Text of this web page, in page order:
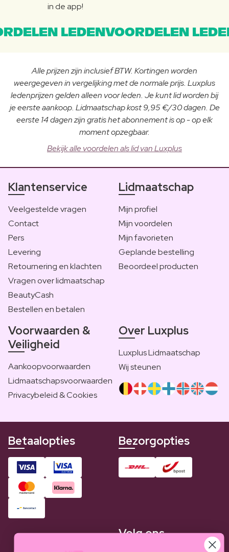
in de app!
LEDENVOORDELEN
Alle prijzen zijn inclusief BTW. Kortingen worden
weergegeven in vergelijking met de normale prijs. Luxplus
ledenprijzen gelden alleen voor leden. Je kunt lid worden bij
je eerste aankoop. Lidmaatschap kost 9,95 €/30 dagen. De
eerste 14 dagen zijn gratis het abonnement is op - op elk
moment opzegbaar.
Bekijk alle voordelen als lid van Luxplus
Klantenservice
Veelgestelde vragen
Contact
Pers
Levering
Retournering en klachten
Vragen over lidmaatschap
BeautyCash
Bestellen en betalen
Lidmaatschap
Mijn profiel
Mijn voordelen
Mijn favorieten
Geplande bestelling
Beoordeel producten
Voorwaarden &
Veiligheid
Aankoopvoorwaarden
Lidmaatschapsvoorwaarden
Privacybeleid & Cookies
Over Luxplus
Luxplus Lidmaatschap
Wij steunen
Betaalopties Bezorgopties
Volg ons